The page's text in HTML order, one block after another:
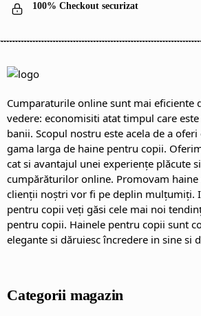
100% Checkout securizat
Cumparaturile online sunt mai eficiente
vedere: economisiti atat timpul care
banii. Scopul nostru este acela de a
gama larga de haine pentru copii.
cat si avantajul unei experiențe plăcute
cumpărăturilor online. Promovam haine
clienții noștri vor fi pe deplin mulțumiți.
pentru copii veți găsi cele mai noi
pentru copii. Hainele pentru copii sunt
elegante si dăruiesc încredere in sine si
Categorii magazin